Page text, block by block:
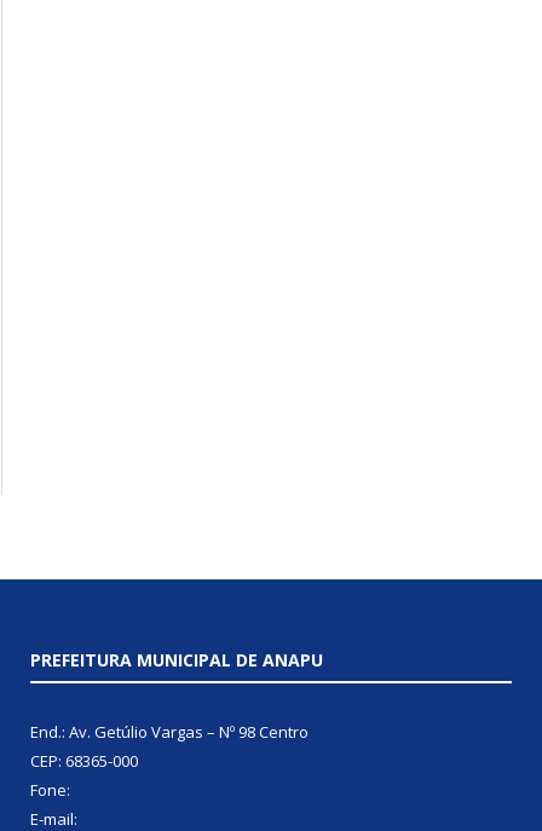
PREFEITURA MUNICIPAL DE ANAPU
End.: Av. Getúlio Vargas – Nº 98 Centro
CEP: 68365-000
Fone:
E-mail: